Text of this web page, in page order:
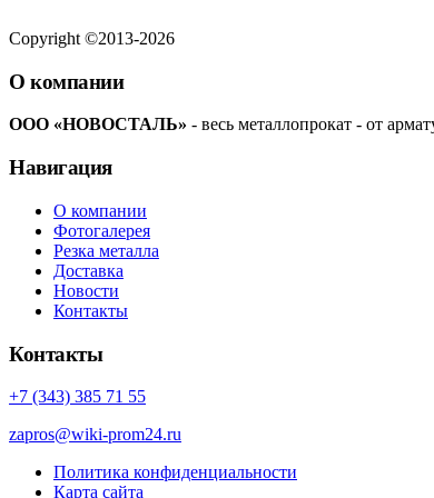
Copyright ©2013-2026
О компании
ООО «НОВОСТАЛЬ» - весь металлопрокат - от
Навигация
О компании
Фотогалерея
Резка металла
Доставка
Новости
Контакты
Контакты
+7 (343) 385 71 55
zapros@wiki-prom24.ru
Политика конфиденциальности
Карта сайта